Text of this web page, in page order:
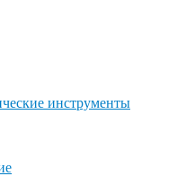
инструменты